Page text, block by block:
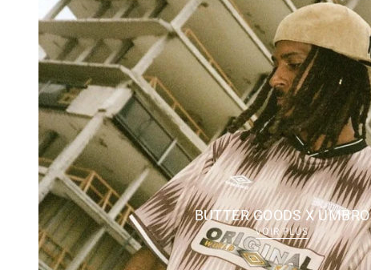
BUTTER GOODS X UMBRO
VOIR PLUS